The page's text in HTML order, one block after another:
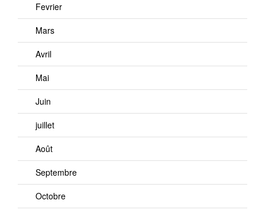
Fevrier
Mars
Avril
Mai
Juin
juillet
Août
Septembre
Octobre